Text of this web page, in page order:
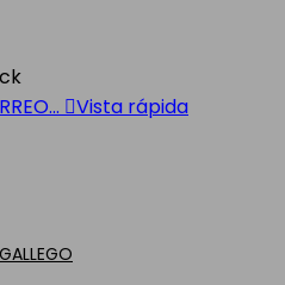
Vista rápida